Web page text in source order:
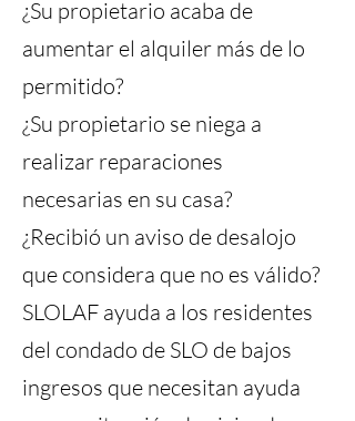
¿Su propietario acaba de
aumentar el alquiler más de lo
permitido?
¿Su propietario se niega a
realizar reparaciones
necesarias en su casa?
¿Recibió un aviso de desalojo
que considera que no es válido?
SLOLAF ayuda a los residentes
del condado de SLO de bajos
ingresos que necesitan ayuda